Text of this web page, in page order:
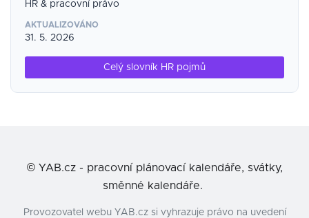
HR & pracovní právo
AKTUALIZOVÁNO
31. 5. 2026
Celý slovník HR pojmů
© YAB.cz - pracovní plánovací kalendáře, svátky,
směnné kalendáře.
Provozovatel webu YAB.cz si vyhrazuje právo na uvedení